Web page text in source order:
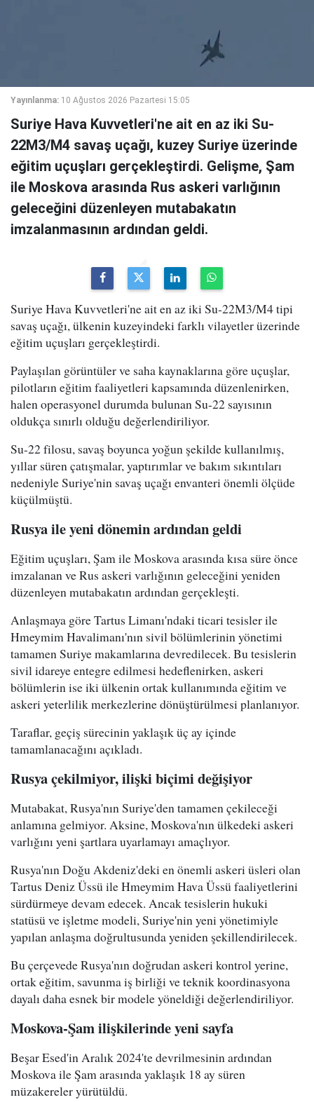
Yayınlanma: 10 Ağustos 2026 Pazartesi 15:05
Suriye Hava Kuvvetleri'ne ait en az iki Su-
22M3/M4 savaş uçağı, kuzey Suriye üzerinde
eğitim uçuşları gerçekleştirdi. Gelişme, Şam
ile Moskova arasında Rus askeri varlığının
geleceğini düzenleyen mutabakatın
imzalanmasının ardından geldi.
Suriye Hava Kuvvetleri'ne ait en az iki Su-22M3/M4 tipi
savaş uçağı, ülkenin kuzeyindeki farklı vilayetler üzerinde
eğitim uçuşları gerçekleştirdi.
Paylaşılan görüntüler ve saha kaynaklarına göre uçuşlar,
pilotların eğitim faaliyetleri kapsamında düzenlenirken,
halen operasyonel durumda bulunan Su-22 sayısının
oldukça sınırlı olduğu değerlendiriliyor.
Su-22 filosu, savaş boyunca yoğun şekilde kullanılmış,
yıllar süren çatışmalar, yaptırımlar ve bakım sıkıntıları
nedeniyle Suriye'nin savaş uçağı envanteri önemli ölçüde
küçülmüştü.
Rusya ile yeni dönemin ardından geldi
Eğitim uçuşları, Şam ile Moskova arasında kısa süre önce
imzalanan ve Rus askeri varlığının geleceğini yeniden
düzenleyen mutabakatın ardından gerçekleşti.
Anlaşmaya göre Tartus Limanı'ndaki ticari tesisler ile
Hmeymim Havalimanı'nın sivil bölümlerinin yönetimi
tamamen Suriye makamlarına devredilecek. Bu tesislerin
sivil idareye entegre edilmesi hedeflenirken, askeri
bölümlerin ise iki ülkenin ortak kullanımında eğitim ve
askeri yeterlilik merkezlerine dönüştürülmesi planlanıyor.
Taraflar, geçiş sürecinin yaklaşık üç ay içinde
tamamlanacağını açıkladı.
Rusya çekilmiyor, ilişki biçimi değişiyor
Mutabakat, Rusya'nın Suriye'den tamamen çekileceği
anlamına gelmiyor. Aksine, Moskova'nın ülkedeki askeri
varlığını yeni şartlara uyarlamayı amaçlıyor.
Rusya'nın Doğu Akdeniz'deki en önemli askeri üsleri olan
Tartus Deniz Üssü ile Hmeymim Hava Üssü faaliyetlerini
sürdürmeye devam edecek. Ancak tesislerin hukuki
statüsü ve işletme modeli, Suriye'nin yeni yönetimiyle
yapılan anlaşma doğrultusunda yeniden şekillendirilecek.
Bu çerçevede Rusya'nın doğrudan askeri kontrol yerine,
ortak eğitim, savunma iş birliği ve teknik koordinasyona
dayalı daha esnek bir modele yöneldiği değerlendiriliyor.
Moskova-Şam ilişkilerinde yeni sayfa
Beşar Esed'in Aralık 2024'te devrilmesinin ardından
Moskova ile Şam arasında yaklaşık 18 ay süren
müzakereler yürütüldü.